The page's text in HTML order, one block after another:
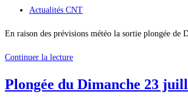
la
publiée :
Post
Actualités CNT
En raison des prévisions météo la sortie plongée de
Continuer la lectureANNULATION
LA
Plongée du Dimanche 23